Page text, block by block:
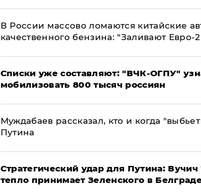
В России массово ломаются китайские
качественного бензина: "Заливают
Списки уже составляют: "ВЧК-ОГПУ"
мобилизовать 800 тысяч россиян
Муждабаев рассказал, кто и когда
Путина
Стратегический удар для Путина:
тепло принимает Зеленского в